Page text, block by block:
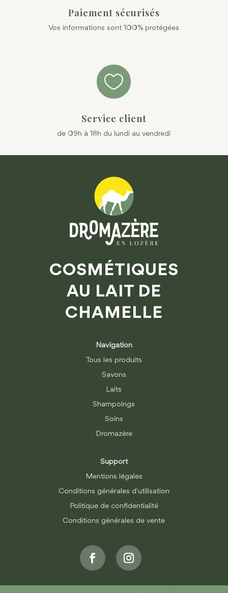
Paiement sécurisés
Vos informations sont 100% protégées

Service client
de 09h à 18h du lundi au vendredi
COSMÉTIQUES
AU LAIT DE
CHAMELLE
Navigation
Tous les produits
Savons
Laits
Shampoings
Soins
Dromazère
Support
Mentions légales
Conditions générales d'utilisation
Politique de confidentialité
Conditions générales de vente